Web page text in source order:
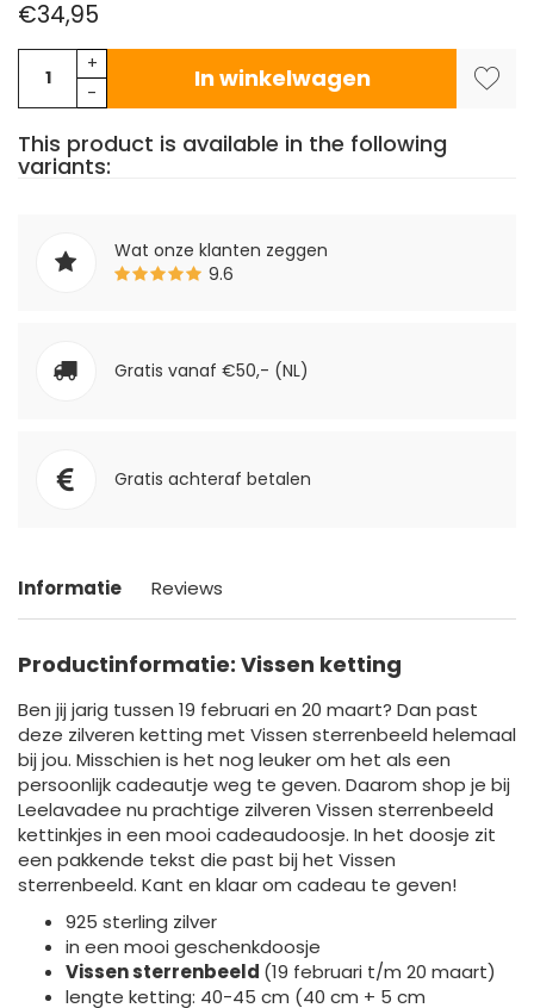
€34,95
+
-
In winkelwagen
This product is available in the following
variants:
Wat onze klanten zeggen
9.6
Gratis vanaf €50,- (NL)
Gratis achteraf betalen
Informatie Reviews
Productinformatie: Vissen ketting
Ben jij jarig tussen 19 februari en 20 maart? Dan past
deze zilveren ketting met Vissen sterrenbeeld helemaal
bij jou. Misschien is het nog leuker om het als een
persoonlijk cadeautje weg te geven. Daarom shop je bij
Leelavadee nu prachtige zilveren Vissen sterrenbeeld
kettinkjes in een mooi cadeaudoosje. In het doosje zit
een pakkende tekst die past bij het Vissen
sterrenbeeld. Kant en klaar om cadeau te geven!
925 sterling zilver
in een mooi geschenkdoosje
Vissen sterrenbeeld (19 februari t/m 20 maart)
lengte ketting: 40-45 cm (40 cm + 5 cm